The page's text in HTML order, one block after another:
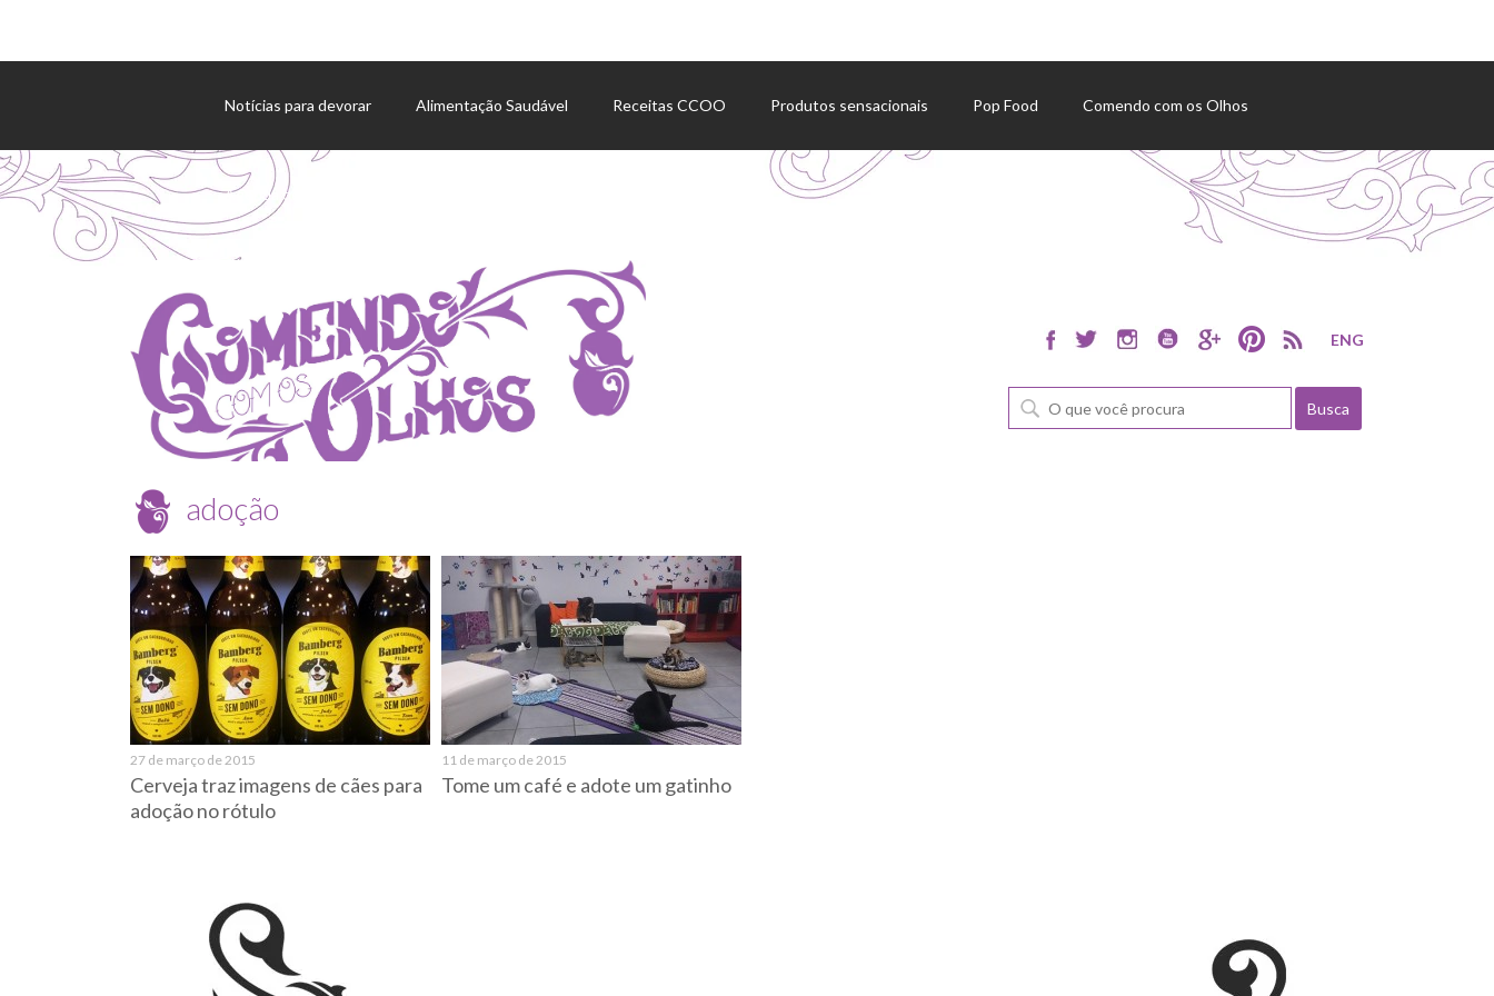
Notícias para devorar Alimentação Saudável Receitas CCOO Produtos sensacionais Pop Food Comendo com os Olhos
Agenda de eventos
ENG
adoção
27 de março de 2015
Cerveja traz imagens de cães para
adoção no rótulo
11 de março de 2015
Tome um café e adote um gatinho